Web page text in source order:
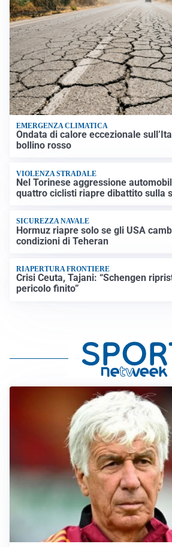
EMERGENZA CLIMATICA
Ondata di calore eccezionale
bollino rosso
VIOLENZA STRADALE
Nel Torinese aggressione
quattro ciclisti riapre dibattito sulla
SICUREZZA NAVALE
Hormuz riapre solo se gli USA
condizioni di Teheran
RIAPERTURA FRONTIERE
Crisi Ceuta, Tajani: “Schengen
pericolo finito”